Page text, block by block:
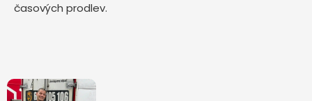
časových prodlev.